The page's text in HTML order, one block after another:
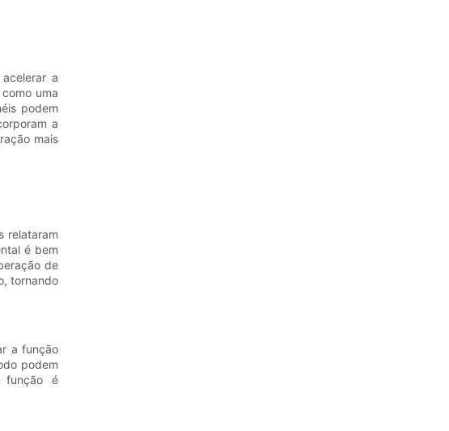
a
uma
podem
a
mais
relataram
é bem
de
tornando
a função
podem
função é